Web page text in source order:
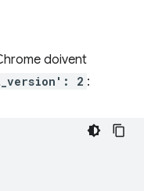
doivent
2 :